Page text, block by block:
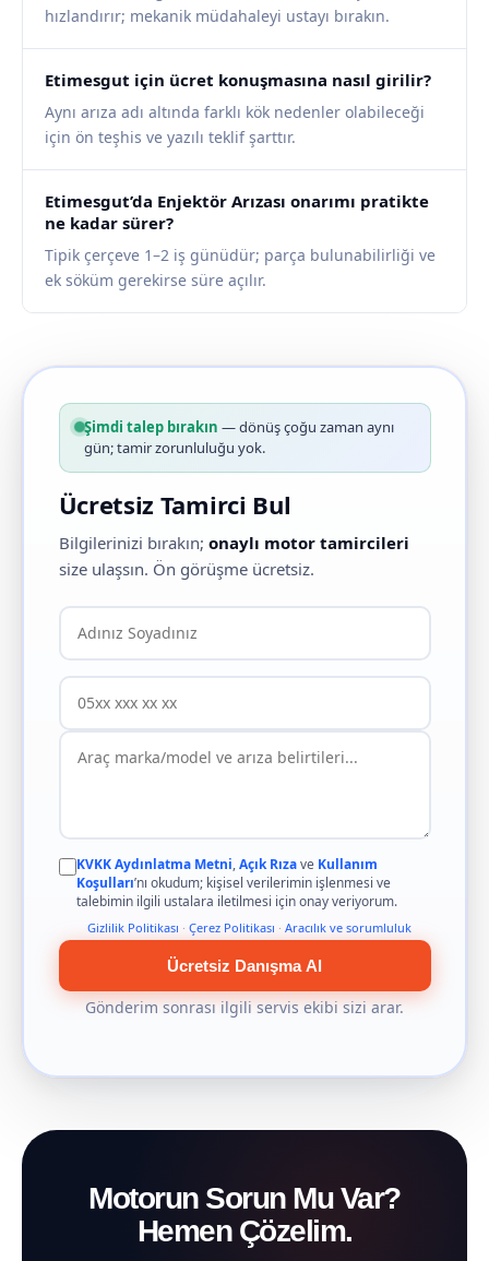
hızlandırır; mekanik müdahaleyi ustayı bırakın.
Etimesgut için ücret konuşmasına nasıl girilir?
Aynı arıza adı altında farklı kök nedenler olabileceği
için ön teşhis ve yazılı teklif şarttır.
Etimesgut’da Enjektör Arızası onarımı pratikte
ne kadar sürer?
Tipik çerçeve 1–2 iş günüdür; parça bulunabilirliği ve
ek söküm gerekirse süre açılır.
Şimdi talep bırakın — dönüş çoğu zaman aynı
gün; tamir zorunluluğu yok.
Ücretsiz Tamirci Bul
Bilgilerinizi bırakın; onaylı motor tamircileri
size ulaşsın. Ön görüşme ücretsiz.
KVKK Aydınlatma Metni,Açık Rızave Kullanım
Koşulları’nı okudum; kişisel verilerimin işlenmesi ve
talebimin ilgili ustalara iletilmesi için onay veriyorum.
Gizlilik Politikası · Çerez Politikası · Aracılık ve sorumluluk
Ücretsiz Danışma Al
Gönderim sonrası ilgili servis ekibi sizi arar.
Motorun Sorun Mu Var?
Hemen Çözelim.